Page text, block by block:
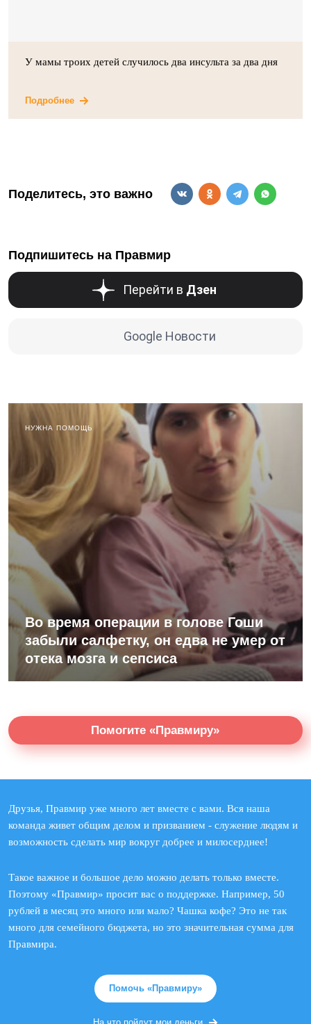
У мамы троих детей случилось два инсульта за два дня
Подробнее
Поделитесь, это важно
Подпишитесь на Правмир
Перейти в Дзен
Google Новости
НУЖНА ПОМОЩЬ
Во время операции в голове Гоши
забыли салфетку, он едва не умер от
отека мозга и сепсиса
Помогите «Правмиру»
Друзья, Правмир уже много лет вместе с вами. Вся наша
команда живет общим делом и призванием - служение людям и
возможность сделать мир вокруг добрее и милосерднее!
Такое важное и большое дело можно делать только вместе.
Поэтому «Правмир» просит вас о поддержке. Например, 50
рублей в месяц это много или мало? Чашка кофе? Это не так
много для семейного бюджета, но это значительная сумма для
Правмира.
Помочь «Правмиру»